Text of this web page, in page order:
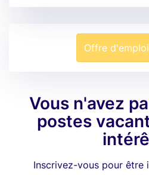
Offre
Vous n'avez
postes
Inscrivez-vous pour être